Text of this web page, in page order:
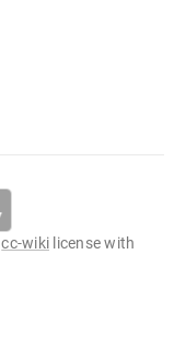
cc-wiki license with